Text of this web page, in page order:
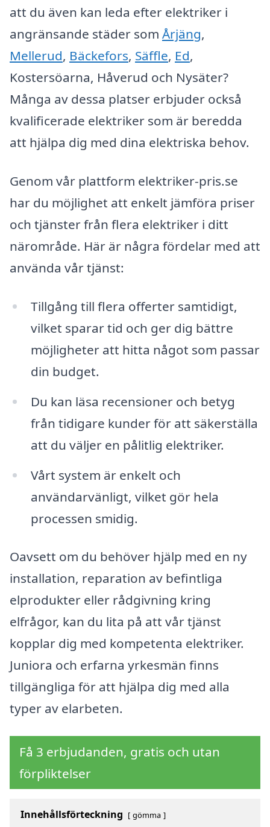
att du även kan leda efter elektriker i
angränsande städer som Årjäng,
Mellerud, Bäckefors, Säffle, Ed,
Kostersöarna, Håverud och Nysäter?
Många av dessa platser erbjuder också
kvalificerade elektriker som är beredda
att hjälpa dig med dina elektriska behov.
Genom vår plattform elektriker-pris.se
har du möjlighet att enkelt jämföra priser
och tjänster från flera elektriker i ditt
närområde. Här är några fördelar med att
använda vår tjänst:
Tillgång till flera offerter samtidigt,
vilket sparar tid och ger dig bättre
möjligheter att hitta något som passar
din budget.
Du kan läsa recensioner och betyg
från tidigare kunder för att säkerställa
att du väljer en pålitlig elektriker.
Vårt system är enkelt och
användarvänligt, vilket gör hela
processen smidig.
Oavsett om du behöver hjälp med en ny
installation, reparation av befintliga
elprodukter eller rådgivning kring
elfrågor, kan du lita på att vår tjänst
kopplar dig med kompetenta elektriker.
Juniora och erfarna yrkesmän finns
tillgängliga för att hjälpa dig med alla
typer av elarbeten.
Få 3 erbjudanden, gratis och utan
förpliktelser
Innehållsförteckning gömma